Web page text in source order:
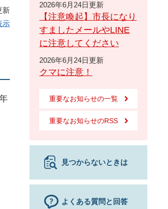
新
示
2026年6月24日更新
【注意喚起】市長になり
すましたメールやLINE
に注意してください
2026年6月24日更新
クマに注意！
重要なお知らせの一覧
重要なお知らせのRSS
見つからないときは
よくある質問と回答